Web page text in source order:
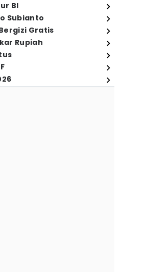
BI
Subianto
Gratis
Rupiah